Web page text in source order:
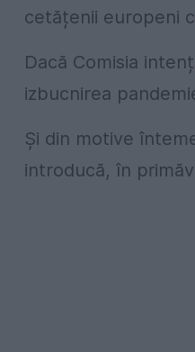
cetățenii europeni
Dacă Comisia
izbucnirea
Și din motive
introducă, în